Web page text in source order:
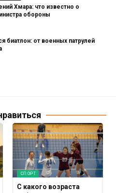
Хмара: что известно о
обороны
биатлон: от военных патрулей
СПОРТ
С какого возраста